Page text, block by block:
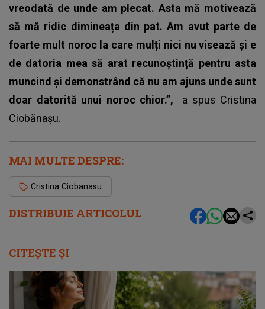
DISTRIBUIE ARTICOLUL
vreodată de unde am plecat. Asta mă motivează
să mă ridic dimineața din pat. Am avut parte de
foarte mult noroc la care mulți nici nu visează și e
de datoria mea să arat recunoștință pentru asta
muncind și demonstrând că nu am ajuns unde sunt
doar datorită unui noroc chior.”, a spus Cristina
Ciobănașu.
MAI MULTE DESPRE:
Cristina Ciobanasu
CITEȘTE ȘI